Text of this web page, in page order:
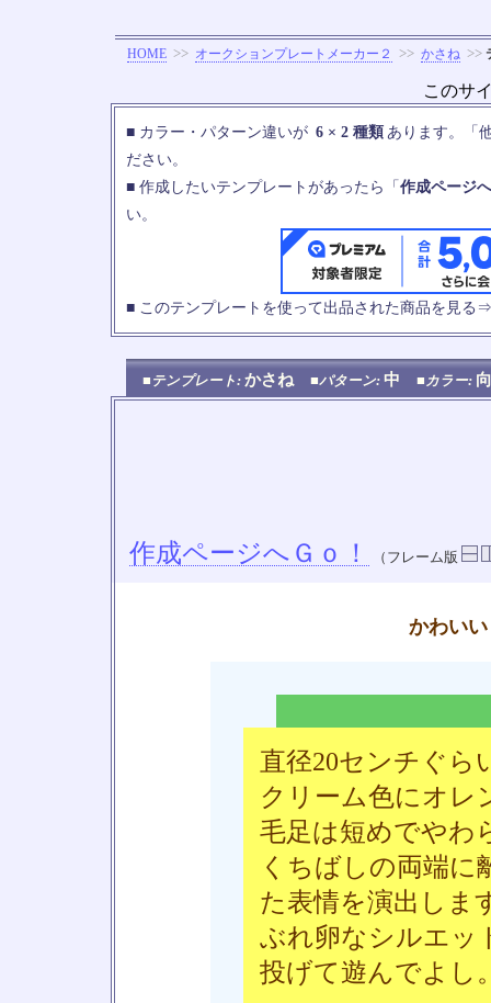
HOME >> オークションプレートメーカー２ >> かさね >>
このサ
■ カラー・パターン違いが 6 × 2 種類 あります。「
ださい。
■ 作成したいテンプレートがあったら「 作成ページ
い。
■ このテンプレートを使って出品された商品を見る
■テンプレート: かさね ■パターン: 中 ■カラー:
作成ページへＧｏ！ （フレーム版
かわい
直径20センチぐら
クリーム色にオレ
毛足は短めでやわ
くちばしの両端に
た表情を演出しま
ぶれ卵なシルエッ
投げて遊んでよし